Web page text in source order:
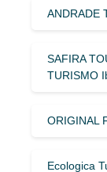
ANDRADE
SAFIRA
TURISMO
ORIGINAL
Ecologica